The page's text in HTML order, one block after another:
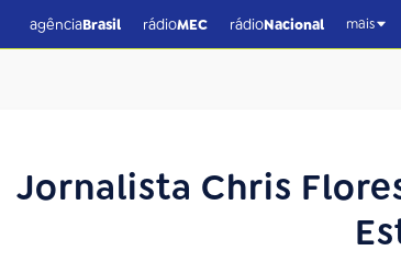
agênciaBrasil rádioMEC rádioNacional mais
Jornalista Chris